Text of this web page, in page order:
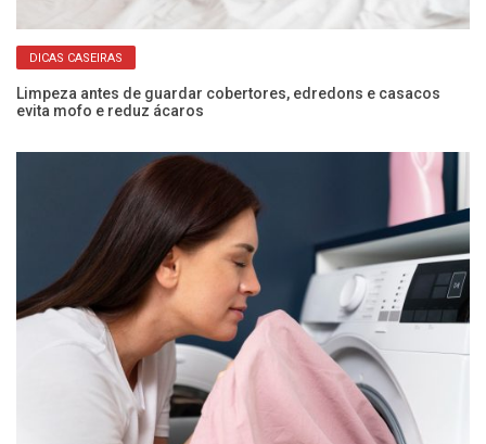
DICAS CASEIRAS
Limpeza antes de guardar cobertores, edredons e casacos
evita mofo e reduz ácaros